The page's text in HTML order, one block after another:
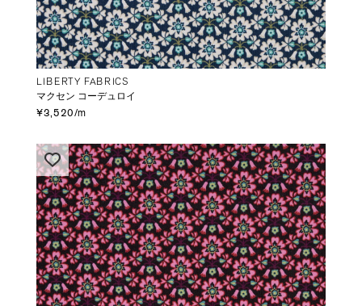
LIBERTY FABRICS
マクセン コーデュロイ
¥3,520/m